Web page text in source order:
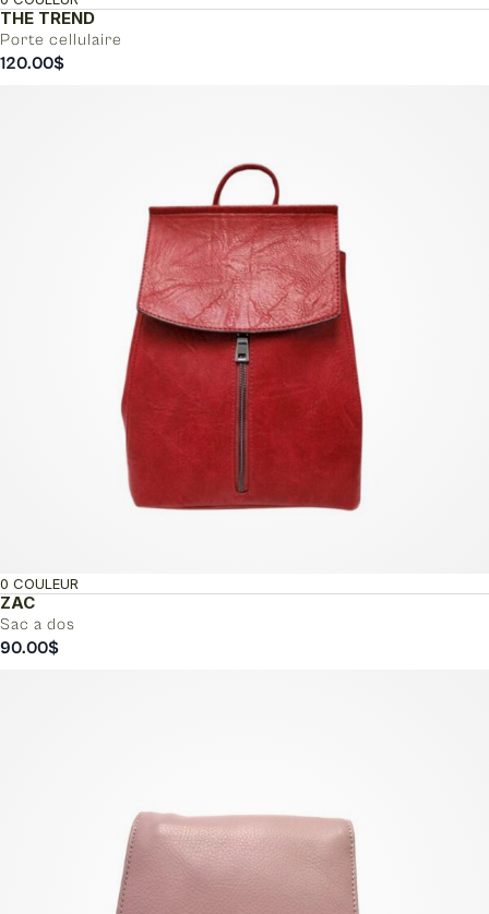
THE TREND
Porte cellulaire
120.00$
ZAC
Sac a dos
0 COULEUR
90.00$